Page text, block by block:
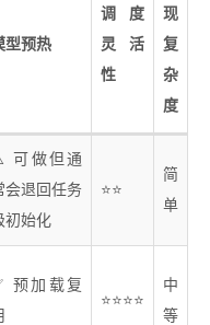
型预热
调度
灵活
性
现
复
杂
度
可做但通
会退回任务
初始化
⭐⭐
简
单
预加载复
⭐⭐⭐⭐
中
等